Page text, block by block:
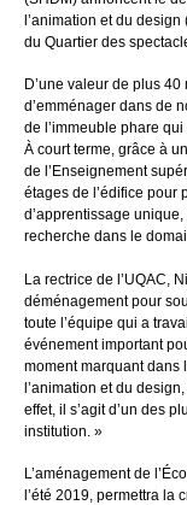
l’animation et du
du Quartier des
D’une valeur de plus
d’emménager dans de
de l’immeuble phare
À court terme, grâce à
de l’Enseignement
étages de l’édifice pour
d’apprentissage
recherche dans le
La rectrice de l’UQAC,
déménagement pour
toute l’équipe qui a
événement important
moment marquant dans
l’animation et du
effet, il s’agit d’un des
institution. »
L’aménagement de
l’été 2019, permettra la